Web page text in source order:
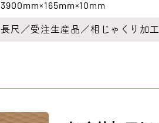
3900mm×165mm×10mm
長尺／受注生産品／相じゃくり加工